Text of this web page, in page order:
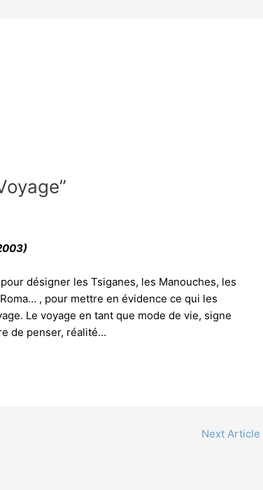
désigner les Tsiganes, les Manouches, les
, pour mettre en évidence ce qui les
Le voyage en tant que mode de vie, signe
de penser, réalité…
Next Article